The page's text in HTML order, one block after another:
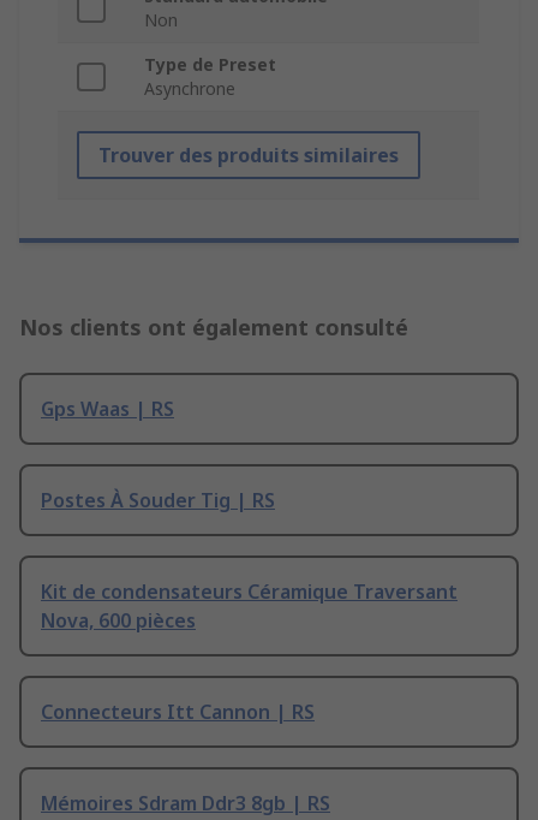
Non
Type de Preset
Asynchrone
Trouver des produits similaires
Nos clients ont également consulté
Gps Waas | RS
Postes À Souder Tig | RS
Kit de condensateurs Céramique Traversant
Nova, 600 pièces
Connecteurs Itt Cannon | RS
Mémoires Sdram Ddr3 8gb | RS